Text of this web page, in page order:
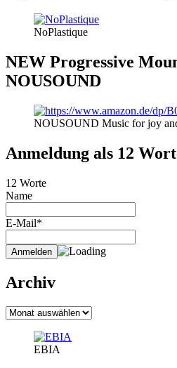
NoPlastique
NEW Progressive
NOUSOUND
NOUSOUND Music for joy
Anmeldung als 12
12 Worte
Name
E-Mail*
Archiv
Archiv
EBIA